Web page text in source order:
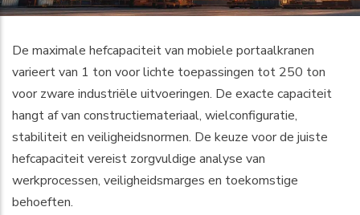
De maximale hefcapaciteit van mobiele portaalkranen
varieert van 1 ton voor lichte toepassingen tot 250 ton
voor zware industriële uitvoeringen. De exacte capaciteit
hangt af van constructiemateriaal, wielconfiguratie,
stabiliteit en veiligheidsnormen. De keuze voor de juiste
hefcapaciteit vereist zorgvuldige analyse van
werkprocessen, veiligheidsmarges en toekomstige
behoeften.